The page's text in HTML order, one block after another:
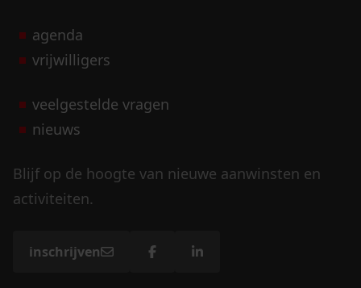
agenda
vrijwilligers
veelgestelde vragen
nieuws
Blijf op de hoogte van nieuwe aanwinsten en
activiteiten.
inschrijven